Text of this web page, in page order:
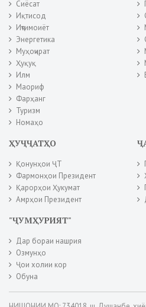
Сиёсат
Иқтисод
Иҷтимоиёт
Энергетика
Муҳоҷират
Ҳуқуқ
Илм
Маориф
Фарҳанг
Туризм
Номаҳо
ҲУҶҶАТҲО
Қонунҳои ҶТ
Фармонҳои Президент
Қарорҳои Ҳукумат
Амрҳои Президент
"ҶУМҲУРИЯТ"
Дар бораи нашрия
Озмунҳо
Ҷои холии кор
Обуна